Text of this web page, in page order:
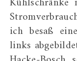
ich besaß
links